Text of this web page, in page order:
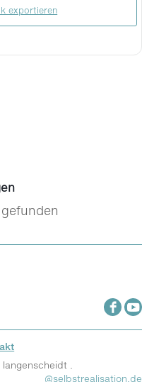
exportieren
.
@selbstrealisation.de